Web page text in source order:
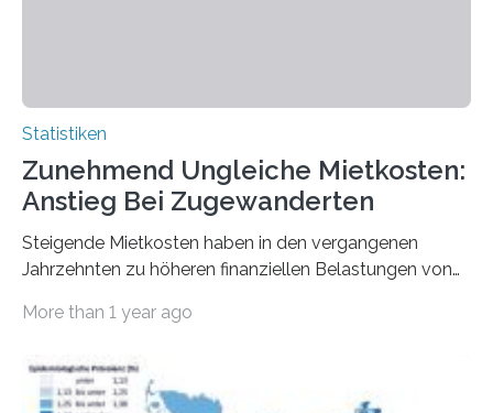
Statistiken
Zunehmend Ungleiche Mietkosten:
Anstieg Bei Zugewanderten
Steigende Mietkosten haben in den vergangenen
Jahrzehnten zu höheren finanziellen Belastungen von
Bundesinstitut für Bevölkerungsforschung (BiB)
gesamten Einkommen zwischen 1990 und 2020 für
unterschiedliche Einkommensgruppen sowie für in
More than 1 year ago